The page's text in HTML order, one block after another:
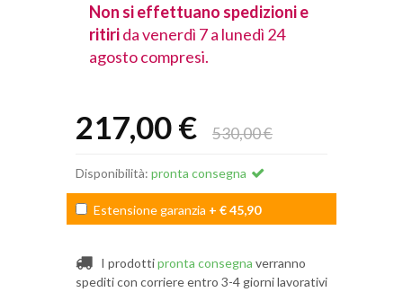
Non si effettuano spedizioni e
ritirida venerdì 7 a lunedì 24
agosto compresi.
217,00 € 530,00 €
Disponibilità: pronta consegna
Estensione garanzia + € 45,90
I prodottipronta consegna verranno
spediti con corriere entro 3-4 giorni lavorativi